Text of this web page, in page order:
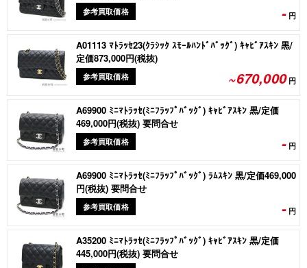
参考買取価格 -円
A01113 ﾏﾄﾗｯｾ23(ｸﾗｼｯｸ ｽﾓｰﾙﾊﾝﾄﾞﾊﾞｯｸﾞ) ｷｬﾋﾞｱｽｷﾝ 黒/
定価873,000円(税抜)
参考買取価格 ~670,000円
A69900 ﾐﾆﾏﾄﾗｯｾ(ﾐﾆﾌﾗｯﾌﾟﾊﾞｯｸﾞ) ｷｬﾋﾞｱｽｷﾝ 黒/定価
469,000円(税抜) 要問合せ
参考買取価格 -円
A69900 ﾐﾆﾏﾄﾗｯｾ(ﾐﾆﾌﾗｯﾌﾟﾊﾞｯｸﾞ) ﾗﾑｽｷﾝ 黒/定価469,000
円(税抜) 要問合せ
参考買取価格 -円
A35200 ﾐﾆﾏﾄﾗｯｾ(ﾐﾆﾌﾗｯﾌﾟﾊﾞｯｸﾞ) ｷｬﾋﾞｱｽｷﾝ 黒/定価
445,000円(税抜) 要問合せ